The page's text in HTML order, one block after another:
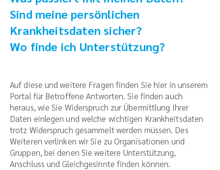
Sind meine persönlichen
Krankheitsdaten sicher?
Wo finde ich Unterstützung?
Auf diese und weitere Fragen finden Sie hier in unserem
Portal für Betroffene Antworten. Sie finden auch
heraus, wie Sie Widerspruch zur Übermittlung Ihrer
Daten einlegen und welche wichtigen Krankheitsdaten
trotz Widerspruch gesammelt werden müssen. Des
Weiteren verlinken wir Sie zu Organisationen und
Gruppen, bei denen Sie weitere Unterstützung,
Anschluss und Gleichgesinnte finden können.